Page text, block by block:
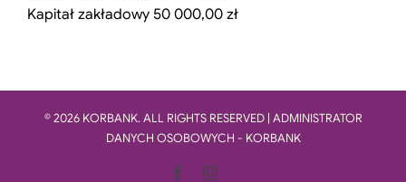
Kapitał zakładowy 50 000,00 zł
© 2026 KORBANK. ALL RIGHTS RESERVED | ADMINISTRATOR
DANYCH OSOBOWYCH - KORBANK
FacebookInstagram